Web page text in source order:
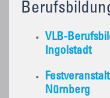
VLB-
Ingolstadt
Nürnberg